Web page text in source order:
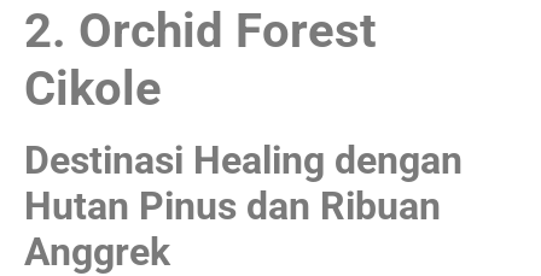
2. Orchid Forest
Cikole
Destinasi Healing dengan
Hutan Pinus dan Ribuan
Anggrek